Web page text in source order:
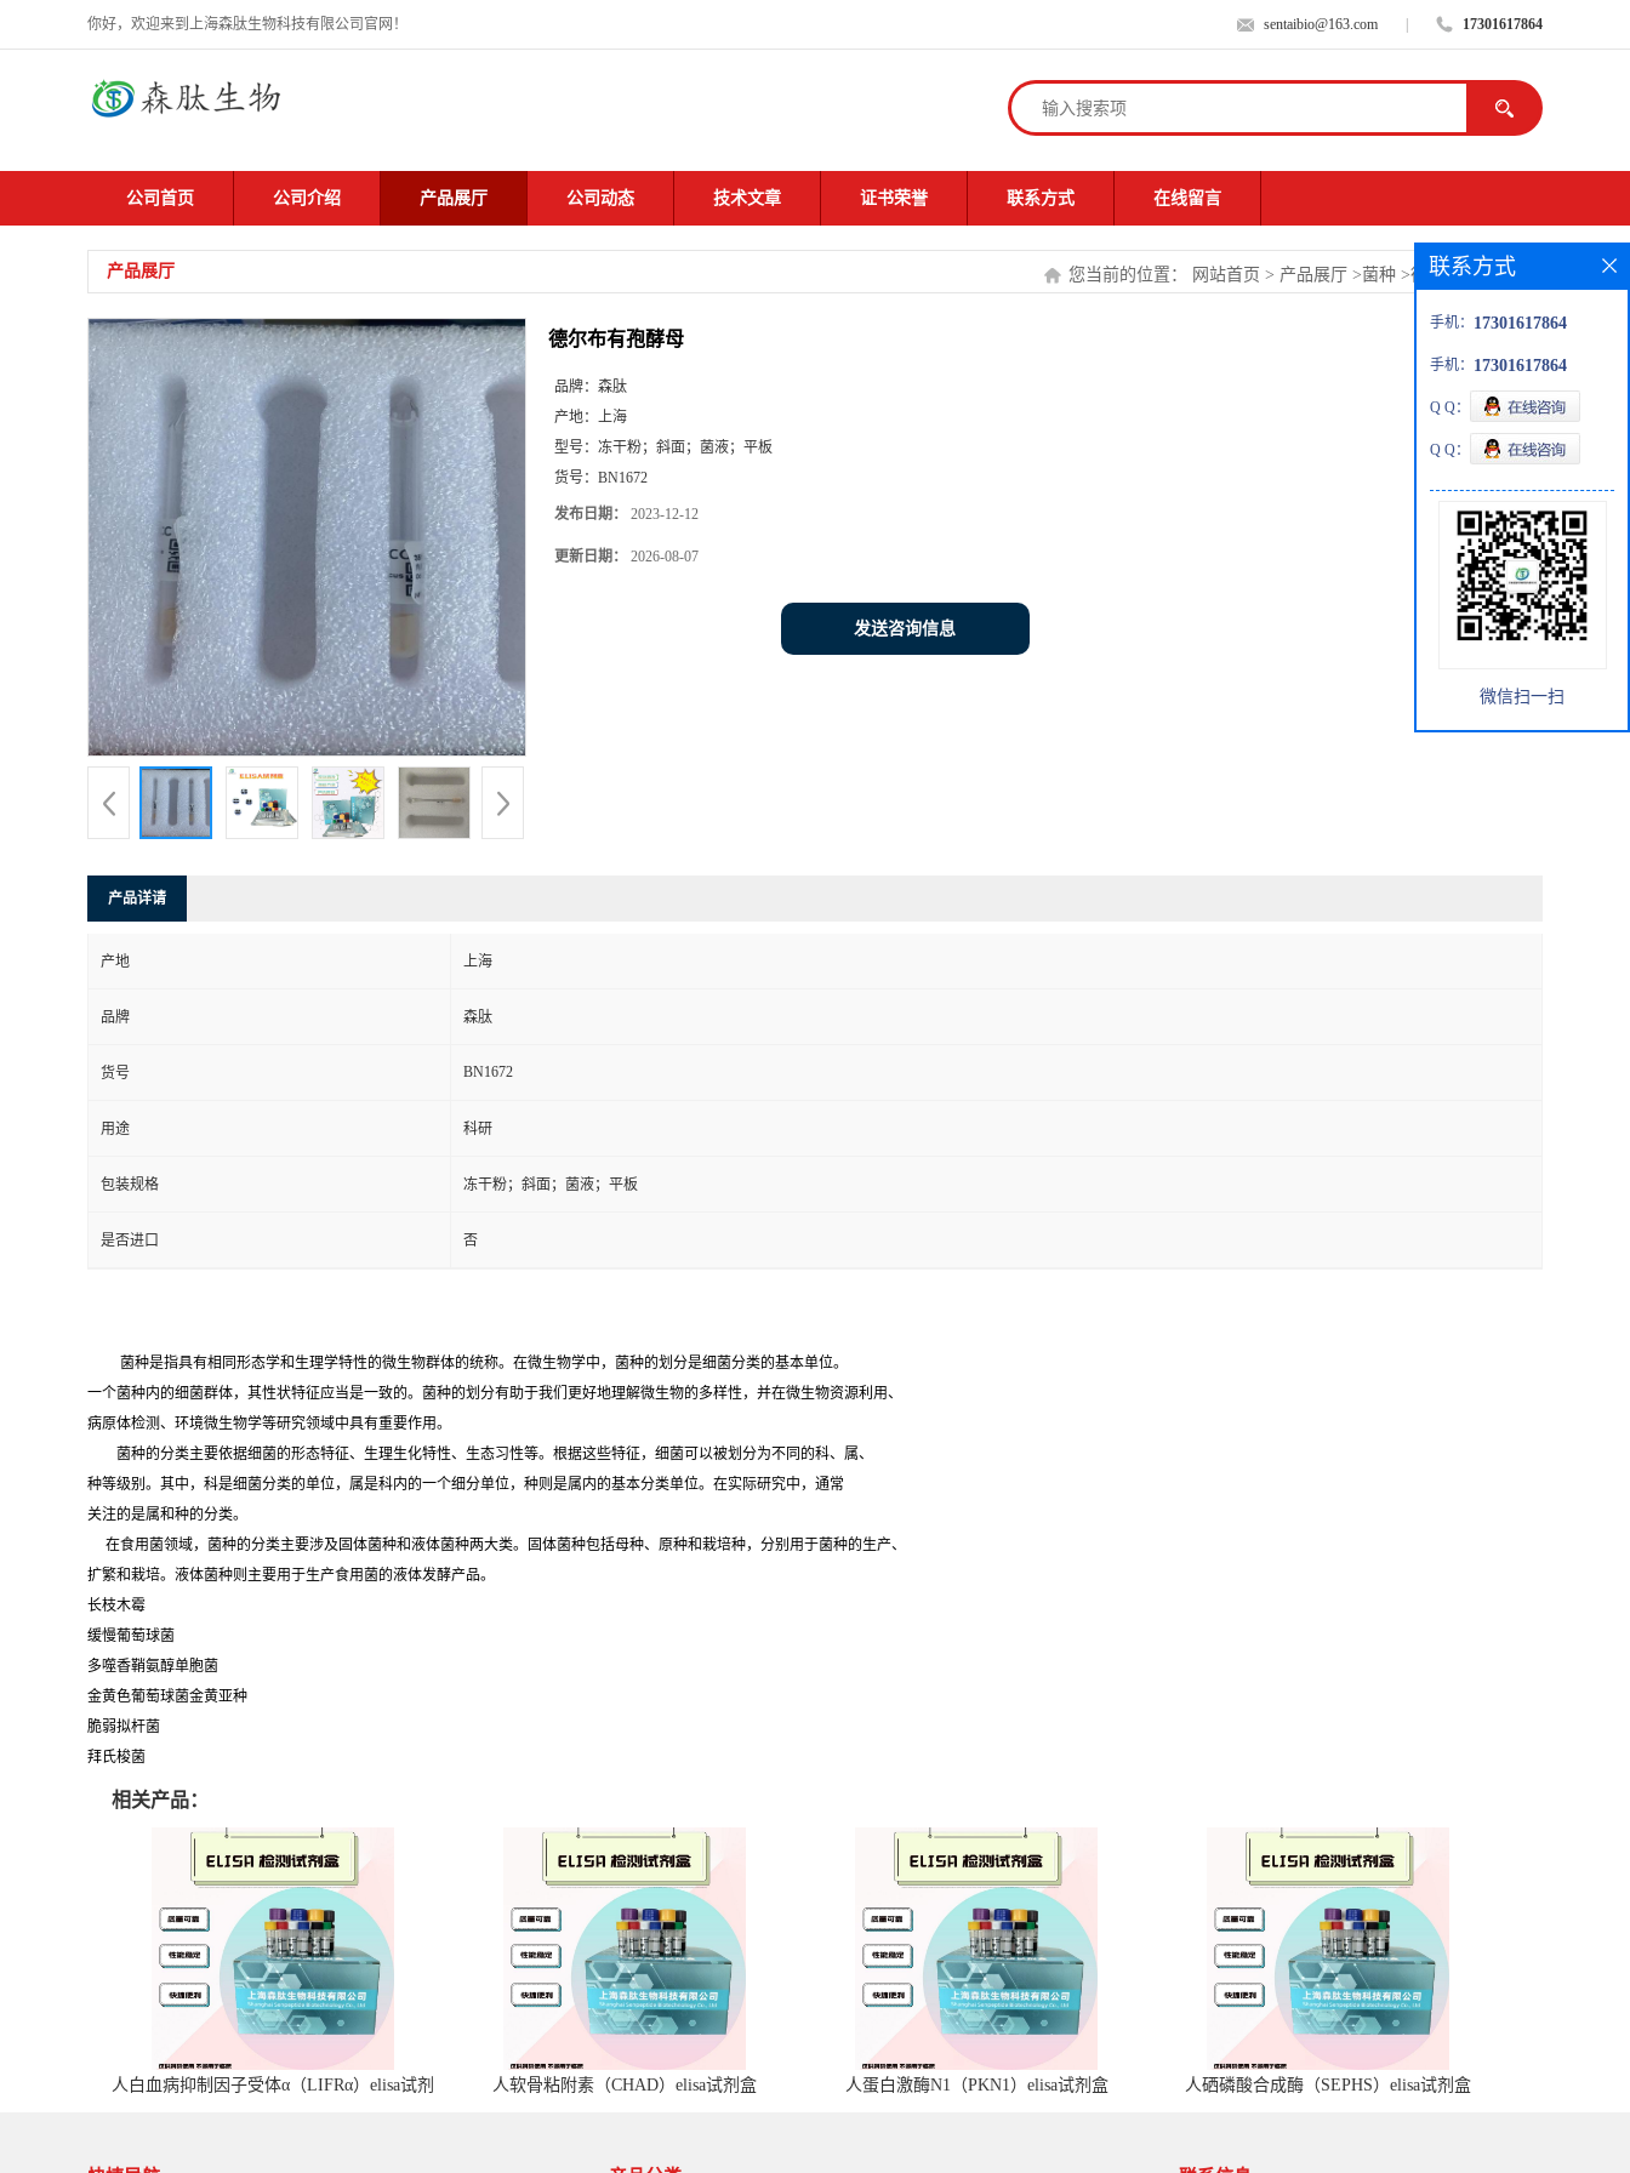
你好，欢迎来到上海森肽生物科技有限公司官网！ sentaibio@163.com 17301617864
公司首页 公司介绍 产品展厅 公司动态 技术文章 证书荣誉 联系方式 在线留言
产品展厅 您当前的位置： 网站首页 > 产品展厅 >菌种 >德尔布有孢酵母
德尔布有孢酵母
品牌： 森肽
产地： 上海
型号： 冻干粉；斜面；菌液；平板
货号： BN1672
发布日期： 2023-12-12
更新日期： 2026-08-07
发送咨询信息
产品详请
产地 上海
品牌 森肽
货号 BN1672
用途 科研
包装规格 冻干粉；斜面；菌液；平板
是否进口 否
菌种是指具有相同形态学和生理学特性的微生物群体的统称。在微生物学中，菌种的划分是细菌分类的基本单位。
一个菌种内的细菌群体，其性状特征应当是一致的。菌种的划分有助于我们更好地理解微生物的多样性，并在微生物资源利用、
病原体检测、环境微生物学等研究领域中具有重要作用。
菌种的分类主要依据细菌的形态特征、生理生化特性、生态习性等。根据这些特征，细菌可以被划分为不同的科、属、
种等级别。其中，科是细菌分类的单位，属是科内的一个细分单位，种则是属内的基本分类单位。在实际研究中，通常
关注的是属和种的分类。
在食用菌领域，菌种的分类主要涉及固体菌种和液体菌种两大类。固体菌种包括母种、原种和栽培种，分别用于菌种的生产、
扩繁和栽培。液体菌种则主要用于生产食用菌的液体发酵产品。
长枝木霉
缓慢葡萄球菌
多噬香鞘氨醇单胞菌
金黄色葡萄球菌金黄亚种
脆弱拟杆菌
拜氏梭菌
相关产品：
人白血病抑制因子受体α（LIFRα）elisa试剂
人软骨粘附素（CHAD）elisa试剂盒 人蛋白激酶N1（PKN1）elisa试剂盒 人硒磷酸合成酶（SEPHS）elisa试剂盒
联系方式
手机： 17301617864
手机： 17301617864
Q Q：
Q Q：
微信扫一扫